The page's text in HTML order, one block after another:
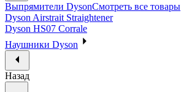
Выпрямители DysonСмотреть все товары
Dyson Airstrait Straightener
Dyson HS07 Corrale
Наушники Dyson
Назад